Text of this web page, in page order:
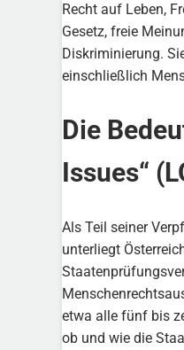
Recht auf Leben,
Gesetz, freie
Diskriminierung.
einschließlich
Die
Issues“
Als Teil seiner
unterliegt
etwa alle fünf bis
ob und wie die